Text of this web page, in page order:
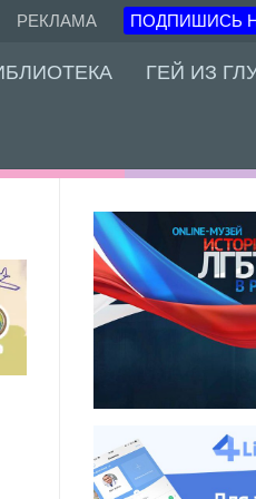
РЕКЛАМА ПОДПИШИСЬ
ГЕЙ ИЗ